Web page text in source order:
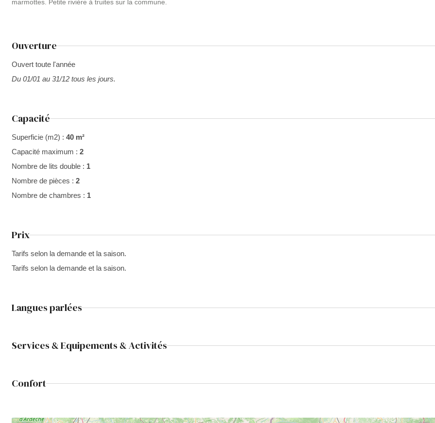
marmottes. Petite rivière à truites sur la commune.
Ouverture
Ouvert toute l'année
Du 01/01 au 31/12 tous les jours.
Capacité
Superficie (m2) : 40 m²
Capacité maximum : 2
Nombre de lits double : 1
Nombre de pièces : 2
Nombre de chambres : 1
Prix
Tarifs selon la demande et la saison.
Tarifs selon la demande et la saison.
Langues parlées
Services & Equipements & Activités
Confort